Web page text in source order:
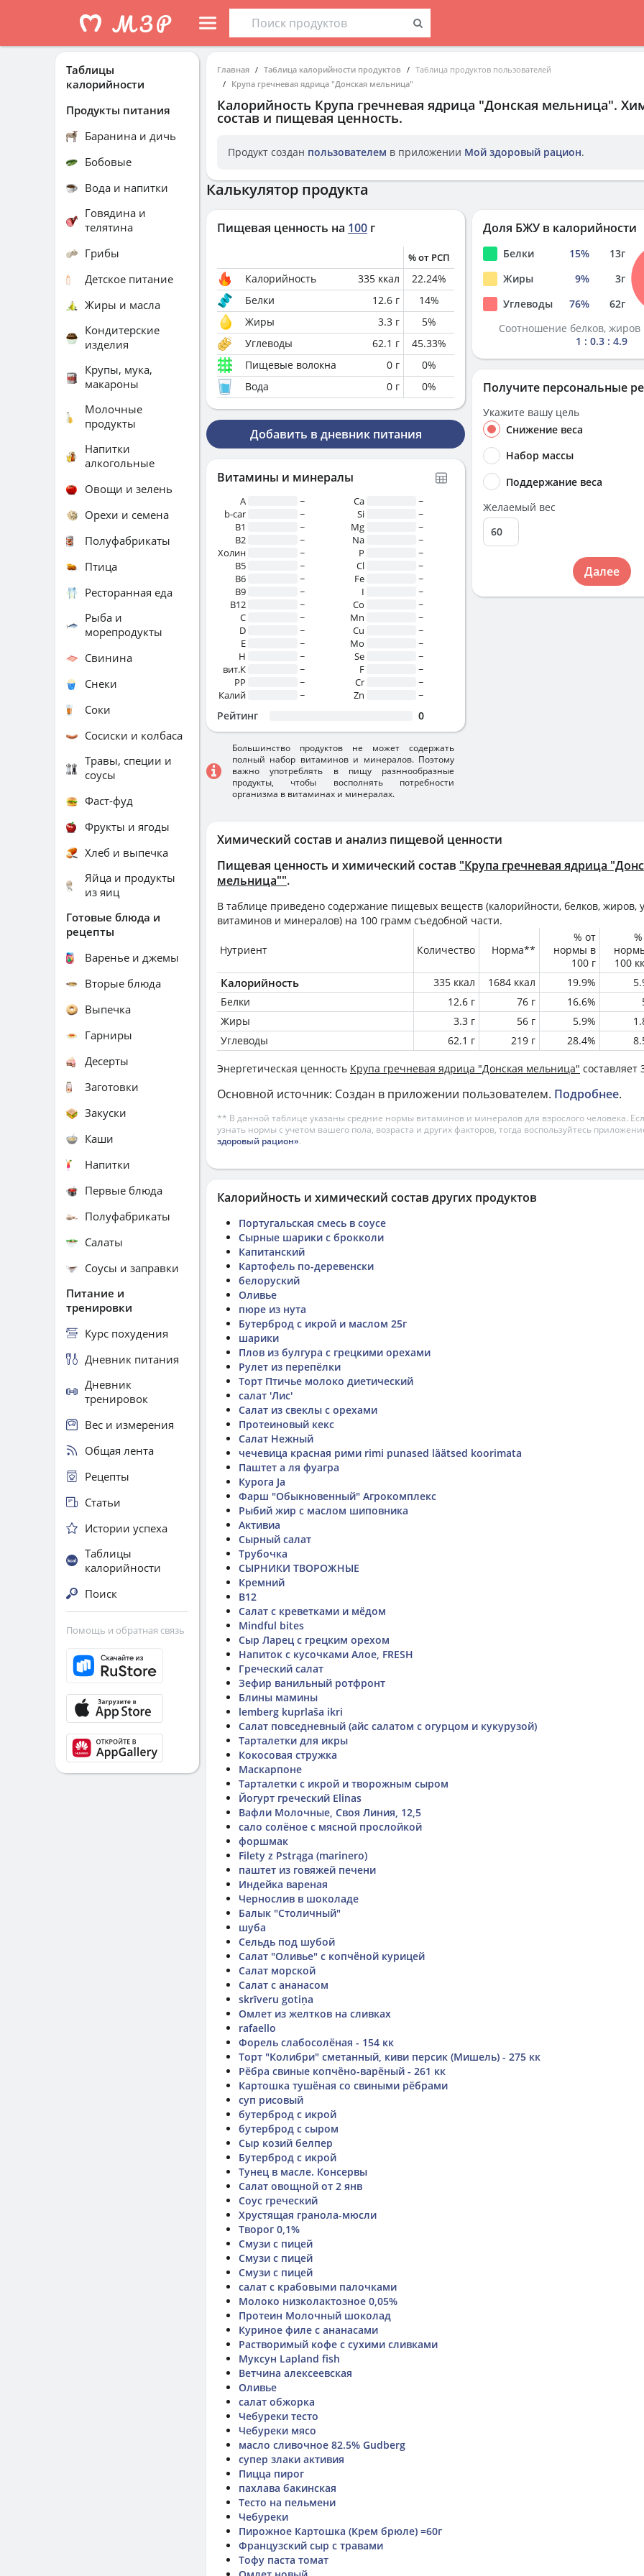
Главная Таблица калорийности продуктов
Таблица продуктов пользователей
Крупа гречневая ядрица "Донская мельница"
Калорийность Крупа гречневая ядрица "Донская мельница".
состав и пищевая ценность.
Продукт создан пользователем в приложении Мой здоровый рацион.
Химический состав и анализ пищевой ценности
Пищевая ценность и химический состав "Крупа гречневая ядрица
мельница"".
В таблице приведено содержание пищевых веществ (калорийности, белков, жиров,
витаминов и минералов) на 100 грамм съедобной части.
Нутриент Количество Норма**
% от
нормы в
100 г
100
Калорийность 335 ккал 1684 ккал 19.9%
Белки
12.6 г 76 г 16.6%
Жиры
3.3 г 56 г 5.9%
Углеводы
62.1 г 219 г 28.4%
Энергетическая ценность Крупа гречневая ядрица "Донская мельница" составляет
Основной источник: Создан в приложении пользователем. Подробнее.
** В данной таблице указаны средние нормы витаминов и минералов для взрослого человека.
узнать нормы с учетом вашего пола, возраста и других факторов, тогда воспользуйтесь
здоровый рацион».
Калькулятор продукта
Пищевая ценность на 100 г
% от РСП
Калорийность 335 ккал 22.24%
Белки
12.6 г 14%
Жиры
3.3 г 5%
Углеводы
62.1 г 45.33%
Пищевые волокна
0 г 0%
Вода
0 г 0%
Добавить в дневник питания
Витамины и минералы
A
~
b-car
~
В1
~
B2
~
Холин
~
B5
~
B6
~
B9
~
B12
~
C
~
D
~
E
~
H
~
вит.К
~
PP
~
Калий
~
Ca
~
Si
~
Mg
~
Na
~
P
~
Cl
~
Fe
~
I
~
Co
~
Mn
~
Cu
~
Mo
~
Se
~
F
~
Cr
~
Zn
~
Рейтинг 0
Большинство продуктов не может содержать
полный набор витаминов и минералов. Поэтому
важно употреблять в пищу разннообразные
продукты, чтобы восполнять потребности
организма в витаминах и минералах.
Доля БЖУ в калорийности
Белки 15% 13г
Жиры
9% 3г
Углеводы
76% 62г
Соотношение белков, жиров
1 : 0.3 : 4.9
Получите персональные
Укажите вашу цель
Снижение веса
Набор массы
Поддержание веса
Желаемый вес
Далее
Калорийность и химический состав других продуктов
Португальская смесь в соусе
Сырные шарики с брокколи
Капитанский
Картофель по-деревенски
белоруский
Оливье
пюре из нута
Бутерброд с икрой и маслом 25г
шарики
Плов из булгура с грецкими орехами
Рулет из перепёлки
Торт Птичье молоко диетический
салат 'Лис'
Салат из свеклы с орехами
Протеиновый кекс
Салат Нежный
чечевица красная рими rimi punased läätsed koorimata
Паштет а ля фуагра
Курога Ja
Фарш "Обыкновенный" Агрокомплекс
Рыбий жир с маслом шиповника
Активиа
Сырный салат
Трубочка
СЫРНИКИ ТВОРОЖНЫЕ
Кремний
B12
Салат с креветками и мёдом
Mindful bites
Сыр Ларец с грецким орехом
Напиток с кусочками Алое, FRESH
Греческий салат
Зефир ванильный ротфронт
Блины мамины
lemberg kuprlaša ikri
Салат повседневный (айс салатом с огурцом и кукурузой)
Тарталетки для икры
Кокосовая стружка
Маскарпоне
Тарталетки с икрой и творожным сыром
Йогурт греческий Elinas
Вафли Молочные, Своя Линия, 12,5
сало солёное с мясной прослойкой
форшмак
Filety z Pstrąga (marinero)
паштет из говяжей печени
Индейка вареная
Чернослив в шоколаде
Балык "Столичный"
шуба
Сельдь под шубой
Салат "Оливье" с копчёной курицей
Салат морской
Салат с ананасом
skrīveru gotiņa
Омлет из желтков на сливках
rafaello
Форель слабосолёная - 154 кк
Торт "Колибри" сметанный, киви персик (Мишель) - 275 кк
Рёбра свиные копчёно-варёный - 261 кк
Картошка тушёная со свиными рёбрами
суп рисовый
бутерброд с икрой
бутерброд с сыром
Сыр козий белпер
Бутерброд с икрой
Тунец в масле. Консервы
Салат овощной от 2 янв
Соус греческий
Хрустящая гранола-мюсли
Творог 0,1%
Смузи с пицей
Смузи с пицей
Смузи с пицей
салат с крабовыми палочками
Молоко низколактозное 0,05%
Протеин Молочный шоколад
Куриное филе с ананасами
Растворимый кофе с сухими сливками
Муксун Lapland fish
Ветчина алексеевская
Оливье
салат обжорка
Чебуреки тесто
Чебуреки мясо
масло сливочное 82.5% Gudberg
супер злаки активия
Пицца пирог
пахлава бакинская
Тесто на пельмени
Чебуреки
Пирожное Картошка (Крем брюле) =60г
Французский сыр с травами
Тофу паста томат
Таблицы
калорийности
Продукты питания
Баранина и дичь
Бобовые
Вода и напитки
Говядина и
телятина
Грибы
Детское питание
Жиры и масла
Кондитерские
изделия
Крупы, мука,
макароны
Молочные
продукты
Напитки
алкогольные
Овощи и зелень
Орехи и семена
Полуфабрикаты
Птица
Ресторанная еда
Рыба и
морепродукты
Свинина
Снеки
Соки
Сосиски и колбаса
Травы, специи и
соусы
Фаст-фуд
Фрукты и ягоды
Хлеб и выпечка
Яйца и продукты
из яиц
Готовые блюда и
рецепты
Варенье и джемы
Вторые блюда
Выпечка
Гарниры
Десерты
Заготовки
Закуски
Каши
Напитки
Первые блюда
Полуфабрикаты
Салаты
Соусы и заправки
Питание и
тренировки
Курс похудения
Дневник питания
Дневник
тренировок
Вес и измерения
Общая лента
Рецепты
Статьи
Истории успеха
Таблицы
калорийности
Поиск
Помощь и обратная связь